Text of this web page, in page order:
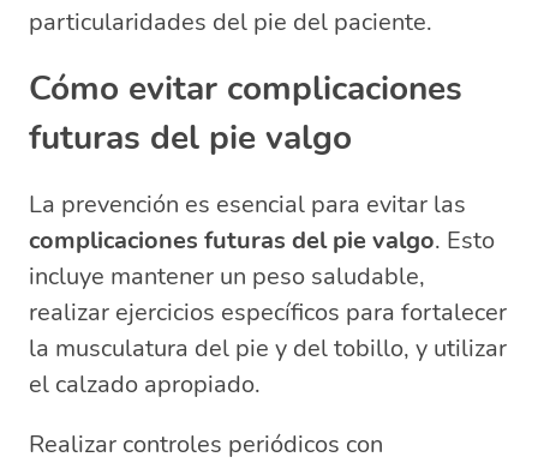
particularidades del pie del paciente.
Cómo evitar complicaciones
futuras del pie valgo
La prevención es esencial para evitar las
complicaciones futuras del pie valgo. Esto
incluye mantener un peso saludable,
realizar ejercicios específicos para fortalecer
la musculatura del pie y del tobillo, y utilizar
el calzado apropiado.
Realizar controles periódicos con